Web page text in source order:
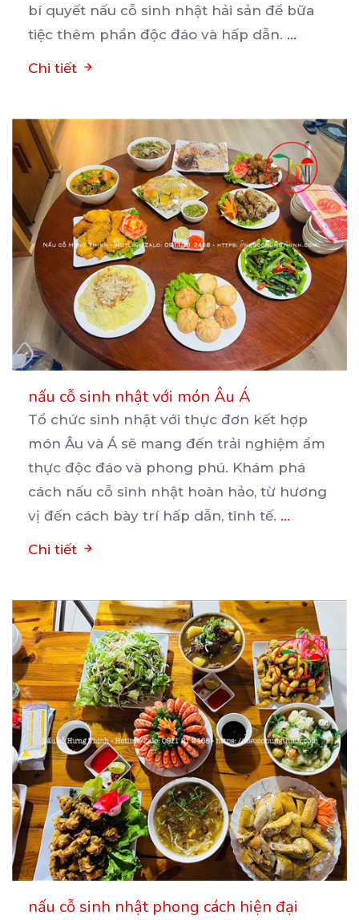
bí quyết nấu cỗ sinh nhật hải sản để bữa
tiệc thêm phần độc đáo và hấp dẫn. ...
Chi tiết
nấu cỗ sinh nhật với món Âu Á
Tổ chức sinh nhật với thực đơn kết hợp
món Âu và Á sẽ mang đến trải nghiệm ẩm
thực độc đáo và phong phú. Khám phá
cách nấu cỗ sinh nhật hoàn hảo, từ hương
vị đến cách bày trí hấp dẫn, tinh tế. ...
Chi tiết
nấu cỗ sinh nhật phong cách hiện đại